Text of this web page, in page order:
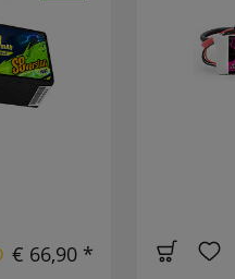
€ 66,90 *